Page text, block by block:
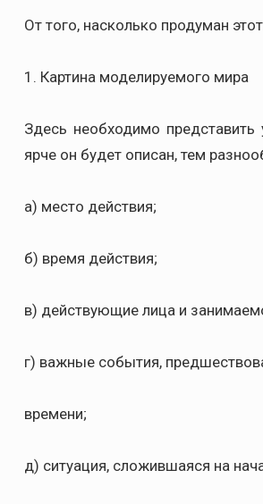
От того, насколько продуман
1. Картина моделируемого мира
Здесь необходимо
ярче он будет описан, тем
а) место действия;
б) время действия;
в) действующие лица и
г) важные события,
времени;
д) ситуация, сложившаяся на